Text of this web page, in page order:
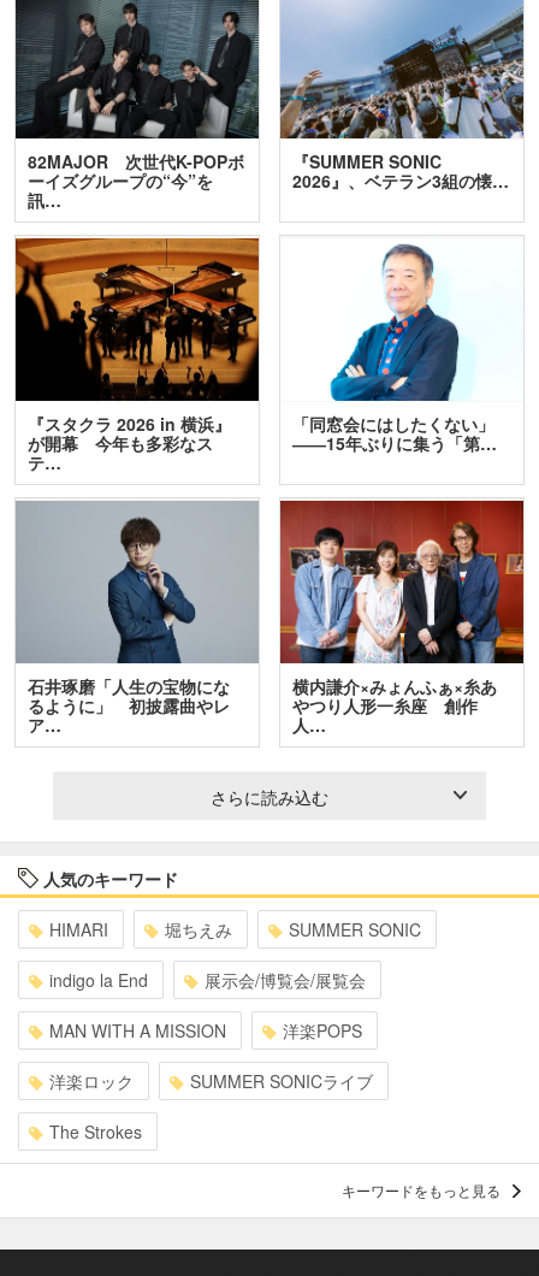
82MAJOR 次世代K-POPボ
ーイズグループの“今”を
訊…
『SUMMER SONIC
2026』、ベテラン3組の懐…
『スタクラ 2026 in 横浜』
が開幕 今年も多彩なス
テ…
「同窓会にはしたくない」
――15年ぶりに集う「第…
石井琢磨「人生の宝物にな
るように」 初披露曲やレ
ア…
横内謙介×みょんふぁ×糸あ
やつり人形一糸座 創作
人…
さらに読み込む
人気のキーワード
HIMARI 堀ちえみ SUMMER SONIC
indigo la End 展示会/博覧会/展覧会
MAN WITH A MISSION 洋楽POPS
洋楽ロック SUMMER SONICライブ
The Strokes
キーワードをもっと見る